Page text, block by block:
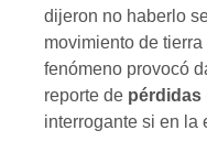
dijeron no haberlo
movimiento de tierra
fenómeno provocó
reporte de pérdidas
interrogante si en la